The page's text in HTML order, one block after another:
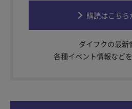
購読はこちら
ダイフクの最新
各種イベント情報など